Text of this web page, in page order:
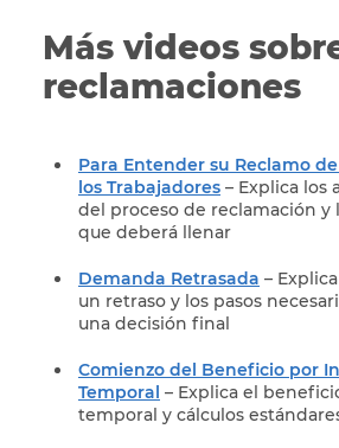
Más videos
reclamaciones
Para Entender su Reclamo
los Trabajadores – Explica los
del proceso de reclamación y
que deberá llenar
Demanda Retrasada –
un retraso y los pasos
una decisión final
Comienzo del Beneficio por
Temporal – Explica el
temporal y cálculos